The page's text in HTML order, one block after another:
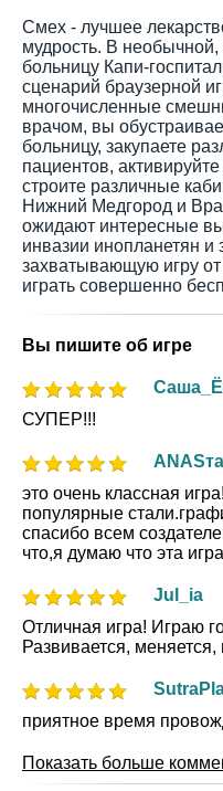
ЧАСТО ЗАДАВАЕМЫЕ
Смех - лучшее
мудрость. В
больницу Капи-
сценарий браузерной
многочисленные
врачом, вы
больницу, закупаете
пациентов,
строите различные
Нижний Медгород и
ожидают интересные
инвазии инопланетян и
захватывающую игру
играть совершенно
Вы пишите об игре
СУПЕР!!!
это очень классная
популярные
спасибо всем
что,я думаю что эта
Jul_ia
Отличная игра! Играю
Развивается, меняется,
приятное время
Показать больше